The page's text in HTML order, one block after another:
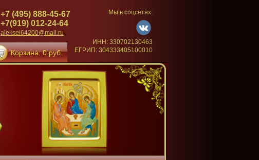
+7 (495) 888-45-67
+7(919) 012-24-64
aleksei64200@mail.ru
Корзина: 0 руб.
Мы в соцсетях:
ИНН: 330702130463
ЕГРИП: 304333405100010